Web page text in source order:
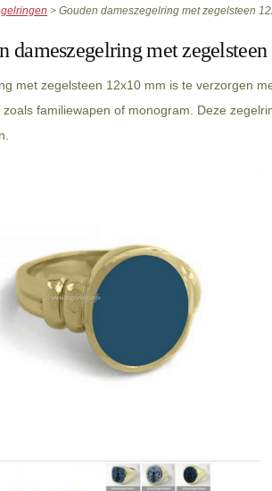
> Gouden dameszegelring met zegelsteen
dameszegelring met
met zegelsteen 12x10 mm is te verzorgen
familiewapen of monogram. Deze